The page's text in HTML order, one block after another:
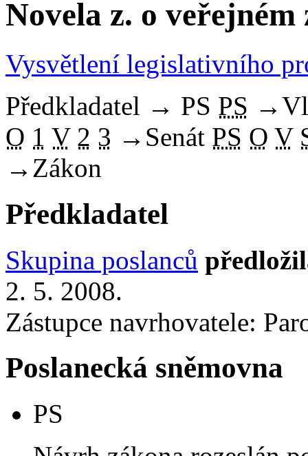
Novela z. o
Vysvětlení legislativního
Předkladatel → PS PS →
O 1 V 2 3 → Senát PS O V
→ Zákon
Předkladatel
Skupina poslanců
2. 5. 2008.
Zástupce navrhovatele:
Poslanecká sněmovna
PS